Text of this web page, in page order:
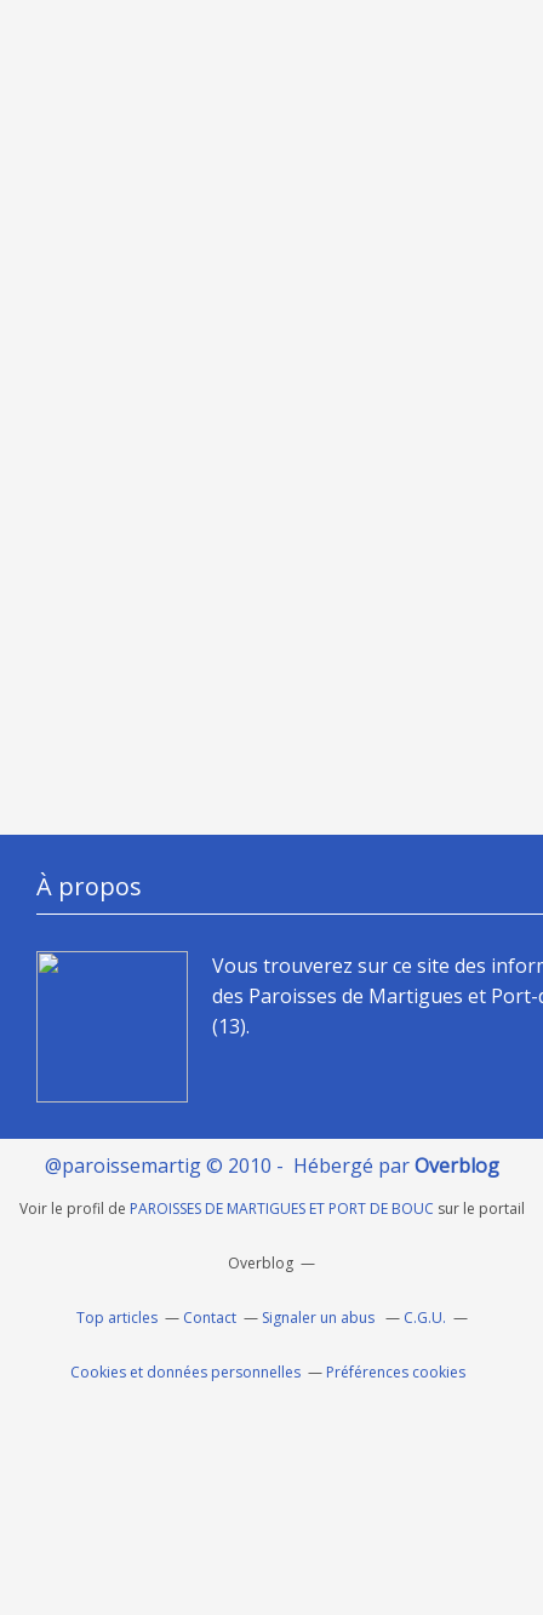
À propos
Vous trouverez sur ce site des
des Paroisses de Martigues et
(13).
@paroissemartig © 2010 - Hébergé parOverblog
Voir le profil de PAROISSES DE MARTIGUES ET PORT DE BOUC sur le portail
Overblog
Top articles Contact Signaler un abus C.G.U.
Cookies et données personnelles Préférences cookies